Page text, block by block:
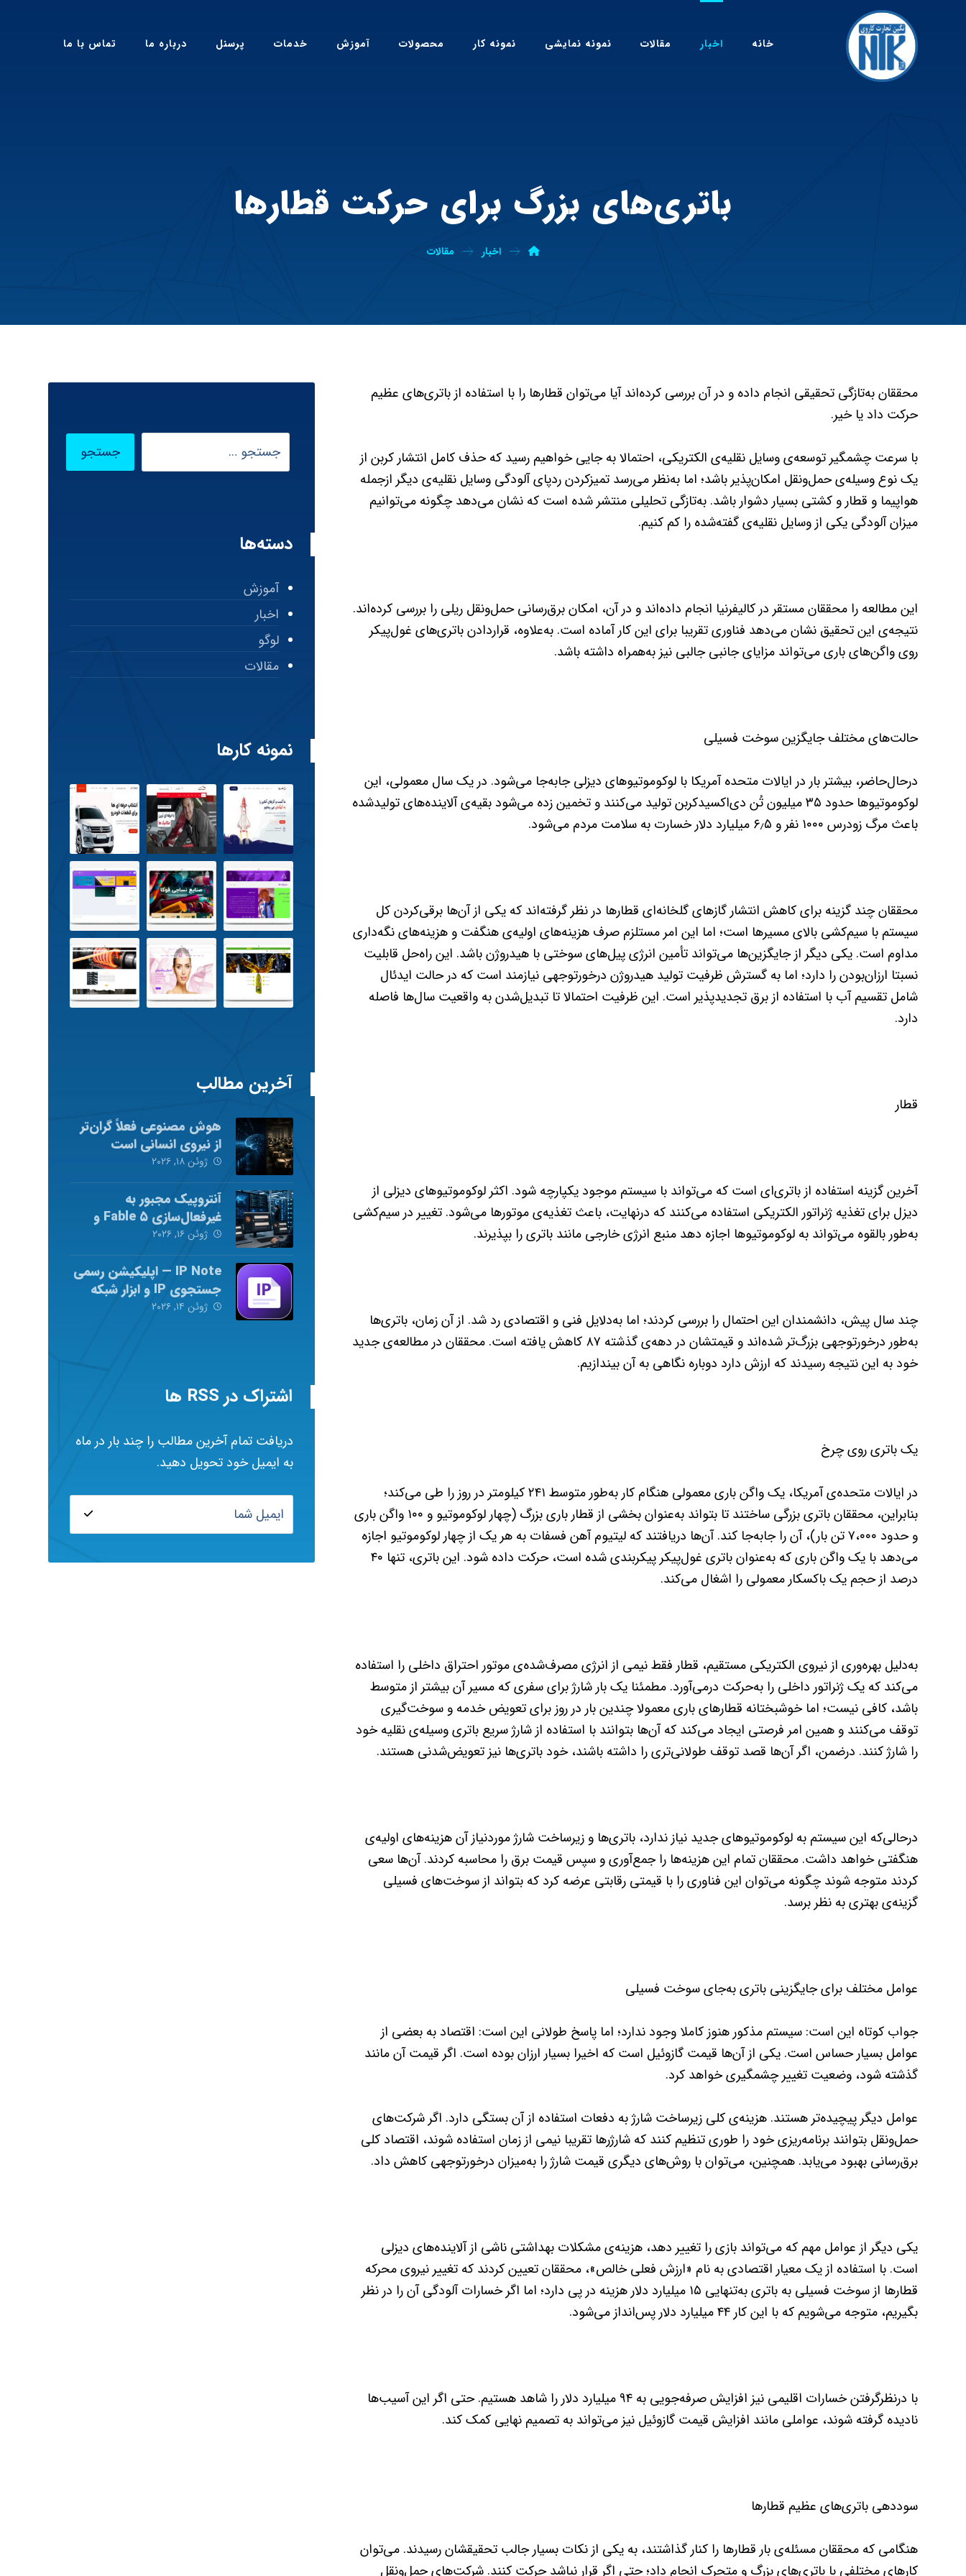
خانه اخبار مقالات نمونه نمایشی نمونه کار محصولات آموزش خدمات پرسنل درباره ما تماس با ما
باتری‌های بزرگ برای حرکت قطارها
اخبار مقالات
محققان به‌تازگی تحقیقی انجام داده و در آن بررسی کرده‌اند آیا می‌توان قطارها را با استفاده از باتری‌های عظیم
حرکت داد یا خیر.
با سرعت چشمگیر توسعه‌ی وسایل نقلیه‌ی الکتریکی، احتمالا به جایی خواهیم رسید که حذف کامل انتشار کربن از
یک نوع وسیله‌ی حمل‌و‌نقل امکان‌پذیر باشد؛ اما به‌نظر می‌رسد تمیز‌کردن ردپای آلودگی وسایل نقلیه‌ی دیگر از‌جمله
هواپیما و قطار و کشتی بسیار دشوار باشد. به‌تازگی تحلیلی منتشر شده است که نشان می‌دهد چگونه می‌توانیم
میزان آلودگی یکی از وسایل نقلیه‌ی گفته‌شده را کم کنیم.
این مطالعه را محققان مستقر در کالیفرنیا انجام داده‌اند و در آن، امکان برق‌رسانی حمل‌ونقل ریلی را بررسی کرده‌اند.
نتیجه‌ی این تحقیق نشان می‌دهد فناوری تقریبا برای این کار آماده است. به‌علاوه، قرار‌دادن باتری‌های غول‌پیکر
روی واگن‌های باری می‌تواند مزایای جانبی جالبی نیز به‌همراه داشته باشد.
حالت‌های مختلف جایگزین سوخت فسیلی
در‌حال‌حاضر، بیشتر بار در ایالات متحده آمریکا با لوکوموتیوهای دیزلی جابه‌جا می‌شود. در یک سال معمولی، این
لوکوموتیوها حدود ۳۵ میلیون تُن دی‌اکسید‌کربن تولید می‌کنند و تخمین زده می‌شود بقیه‌ی آلاینده‌های تولید‌شده
باعث مرگ زودرس ۱۰۰۰ نفر و ۶٫۵ میلیارد دلار خسارت به سلامت مردم می‌شود.
محققان چند گزینه برای کاهش انتشار گازهای گلخانه‌ای قطارها در نظر گرفته‌اند که یکی از آن‌ها برقی‌کردن کل
سیستم با سیم‌کشی بالای مسیرها است؛ اما این امر مستلزم صرف هزینه‌های اولیه‌ی هنگفت و هزینه‌های نگه‌داری
مداوم است. یکی دیگر از جایگزین‌ها می‌تواند تأمین انرژی پیل‌های سوختی با هیدروژن باشد. این راه‌حل قابلیت
نسبتا ارزان‌بودن را دارد؛ اما به گسترش ظرفیت تولید هیدروژن درخورتوجهی نیازمند است که در حالت ایدئال
شامل تقسیم آب با استفاده از برق تجدیدپذیر است. این ظرفیت احتمالا تا تبدیل‌شدن به واقعیت سال‌ها فاصله
دارد.
قطار
آخرین گزینه استفاده از باتری‌ای است که می‌تواند با سیستم موجود یکپارچه شود. اکثر لوکوموتیوهای دیزلی از
دیزل برای تغذیه ژنراتور الکتریکی استفاده می‌کنند که درنهایت، باعث تغذیه‌ی موتورها می‌شود. تغییر در سیم‌کشی
به‌طور بالقوه می‌تواند به لوکوموتیوها اجازه دهد منبع انرژی خارجی مانند باتری را بپذیرند.
چند سال پیش، دانشمندان این احتمال را بررسی کردند؛ اما به‌دلایل فنی و اقتصادی رد شد. از آن زمان، باتری‌ها
به‌طور درخورتوجهی بزرگ‌تر شده‌اند و قیمتشان در دهه‌ی گذشته ۸۷ کاهش یافته است. محققان در مطالعه‌ی جدید
خود به این نتیجه رسیدند که ارزش دارد دوباره نگاهی به آن بیندازیم.
یک باتری روی چرخ
در ایالات متحده‌ی آمریکا، یک واگن باری معمولی هنگام کار به‌طور متوسط ​​۲۴۱ کیلومتر در روز را طی می‌کند؛
بنابراین، محققان باتری بزرگی ساختند تا بتواند به‌عنوان بخشی از قطار باری بزرگ (چهار لوکوموتیو و ۱۰۰ واگن باری
و حدود ۷،۰۰۰ تن بار)، آن را جابه‌جا کند. آن‌ها دریافتند که لیتیوم آهن فسفات به هر یک از چهار لوکوموتیو اجازه
می‌دهد با یک واگن باری که به‌عنوان باتری غول‌پیکر پیکربندی شده است، حرکت داده شود. این باتری، تنها ۴۰
درصد از حجم یک باکسکار معمولی را اشغال می‌کند.
به‌دلیل بهره‌وری از نیروی الکتریکی مستقیم، قطار فقط نیمی از انرژی مصرف‌شده‌ی موتور احتراق داخلی را استفاده
می‌کند که یک ژنراتور داخلی را به‌حرکت در‌می‌آورد. مطمئنا یک بار شارژ برای سفری که مسیر آن بیشتر از متوسط
باشد، کافی نیست؛ اما خوشبختانه قطارهای باری معمولا چندین بار در روز برای تعویض خدمه و سوخت‌گیری
توقف می‌کنند و همین امر فرصتی ایجاد می‌کند که آن‌ها بتوانند با استفاده از شارژ سریع باتری وسیله‌ی نقلیه خود
را شارژ کنند. درضمن، اگر آن‌ها قصد توقف طولانی‌تری را داشته باشند، خود باتری‌ها نیز تعویض‌شدنی هستند.
درحالی‌که این سیستم به لوکوموتیوهای جدید نیاز ندارد، باتری‌ها و زیرساخت شارژ موردنیاز آن هزینه‌های اولیه‌ی
هنگفتی خواهد داشت. محققان تمام این هزینه‌ها را جمع‌آوری و سپس قیمت برق را محاسبه کردند. آن‌ها سعی
کردند متوجه شوند چگونه می‌توان این فناوری را با قیمتی رقابتی عرضه کرد که بتواند از سوخت‌های فسیلی
گزینه‌ی بهتری به نظر برسد.
عوامل مختلف برای جایگزینی باتری به‌جای سوخت فسیلی
جواب کوتاه این است: سیستم مذکور هنوز کاملا وجود ندارد؛ اما پاسخ طولانی این است: اقتصاد به بعضی از
عوامل بسیار حساس است. یکی از آن‌‌ها قیمت گازوئیل است که اخیرا بسیار ارزان بوده است. اگر قیمت آن مانند
گذشته شود، وضعیت تغییر چشمگیری خواهد کرد.
عوامل دیگر پیچیده‌تر هستند. هزینه‌ی کلی زیرساخت شارژ به دفعات استفاده از آن بستگی دارد. اگر شرکت‌های
حمل‌و‌نقل بتوانند برنامه‌ریزی خود را طوری تنظیم کنند که شارژرها تقریبا نیمی از زمان استفاده شوند، اقتصاد کلی
برق‌رسانی بهبود می‌یابد. همچنین، می‌توان با روش‌های دیگری قیمت شارژ را به‌میزان درخورتوجهی کاهش داد.
یکی دیگر از عوامل مهم که می‌‌تواند بازی را تغییر دهد، هزینه‌ی مشکلات بهداشتی ناشی از آلاینده‌های دیزلی
است. با استفاده از یک معیار اقتصادی به نام «ارزش فعلی خالص»، محققان تعیین کردند که تغییر نیروی محرکه
قطارها از سوخت فسیلی به باتری به‌تنهایی ۱۵ میلیارد دلار هزینه در پی دارد؛ اما اگر خسارات آلودگی آن را در نظر
بگیریم، متوجه می‌شویم که با این کار ۴۴ میلیارد دلار پس‌انداز می‌شود.
با در‌نظر‌گرفتن خسارات اقلیمی نیز افزایش صرفه‌جویی به ۹۴ میلیارد دلار را شاهد هستیم. حتی اگر این آسیب‌ها
نادیده گرفته شوند، عواملی مانند افزایش قیمت گازوئیل نیز می‌تواند به تصمیم‌ نهایی کمک کند.
سوددهی باتری‌های عظیم قطارها
هنگامی که محققان مسئله‌ی بار قطارها را کنار گذاشتند، به یکی از نکات بسیار جالب تحقیقشان رسیدند. می‌توان
کارهای مختلفی با باتری‌های بزرگ و متحرک انجام داد؛ حتی اگر قرار نباشد حرکت کنند. شرکت‌های حمل‌ونقل
دسته‌ها
آموزش
اخبار
لوگو
مقالات
نمونه کارها
آخرین مطالب
هوش مصنوعی فعلاً گران‌تر
از نیروی انسانی است
ژوئن ۱۸, ۲۰۲۶
آنتروپیک مجبور به
غیرفعال‌سازی Fable ۵ و
Mythos ۵ شد
ژوئن ۱۶, ۲۰۲۶
IP Note — اپلیکیشن رسمی
جستجوی IP و ابزار شبکه
ژوئن ۱۴, ۲۰۲۶
اشتراک در RSS ها
دریافت تمام آخرین مطالب را چند بار در ماه
به ایمیل خود تحویل دهید.